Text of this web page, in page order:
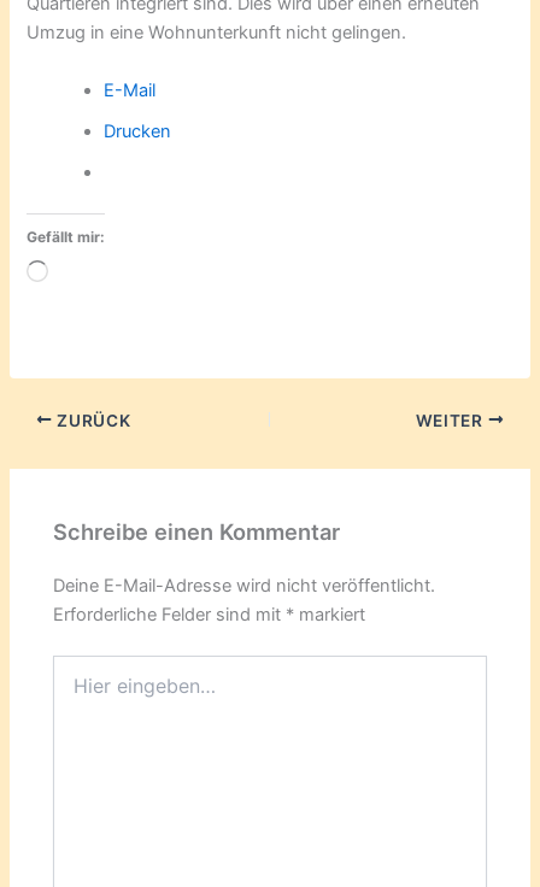
Umzug in eine Wohnunterkunft nicht gelingen.
E-Mail
Drucken
Gefällt mir:
Wird
ZURÜCK WEITER
Schreibe einen Kommentar
Deine E-Mail-Adresse wird nicht veröffentlicht.
Erforderliche Felder sind mit * markiert
eingeben…